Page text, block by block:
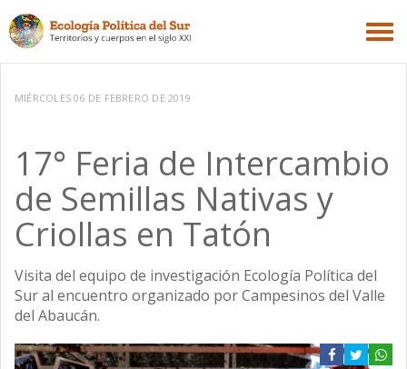
MIÉRCOLES 06 DE FEBRERO DE 2019
17° Feria de Intercambio
de Semillas Nativas y
Criollas en Tatón
Visita del equipo de investigación Ecología Política del
Sur al encuentro organizado por Campesinos del Valle
del Abaucán.